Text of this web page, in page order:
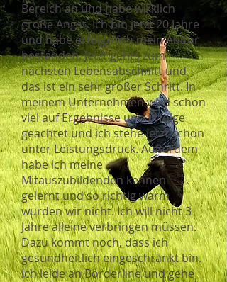
Bereich an und habe wirklich
große Angst. Ich bin jetzt 20 Jahre
und habe erfolgreich mein Abitur
bestanden. Jetzt gehts zum
nächsten Lebensabschnitt und
das ist ein sehr großer Schritt. In
meinem Unternehmen wird schon
viel auf Ergebnisse und Erfolge
geachtet und ich stehe jetzt schon
unter Leistungsdruck. Außerdem
habe ich meine
Mitauszubildenden kennen
gelernt und so richtig warm
wurden wir nicht. Ich will nicht 3
Jahre alleine verbringen müssen.
Dazu kommt noch, dass ich
gesundheitlich eingeschränkt bin.
Ich leide an Borderline und gehe